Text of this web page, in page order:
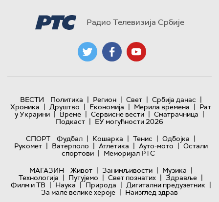
Радио Телевизија Србије
ВЕСТИ Политика | Регион | Свет | Србија данас |
Хроника | Друштво | Економија | Мерила времена | Рат
у Украјини | Време | Сервисне вести | Сматрачница |
Подкаст | ЕУ могућности 2026
СПОРТ
Фудбал | Кошарка | Тенис | Одбојка |
Рукомет | Ватерполо | Атлетика | Ауто-мото | Остали
спортови | Меморијал РТС
МАГАЗИН
Живот | Занимљивости | Музика |
Технологијa | Путујемо | Свет познатих | Здравље |
Филм и ТВ | Наука | Природа | Дигитални предузетник |
За мале велике хероје | Наизглед здрав